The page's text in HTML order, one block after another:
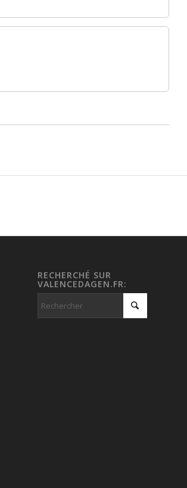
RECHERCHÉ SUR
VALENCEDAGEN.FR: